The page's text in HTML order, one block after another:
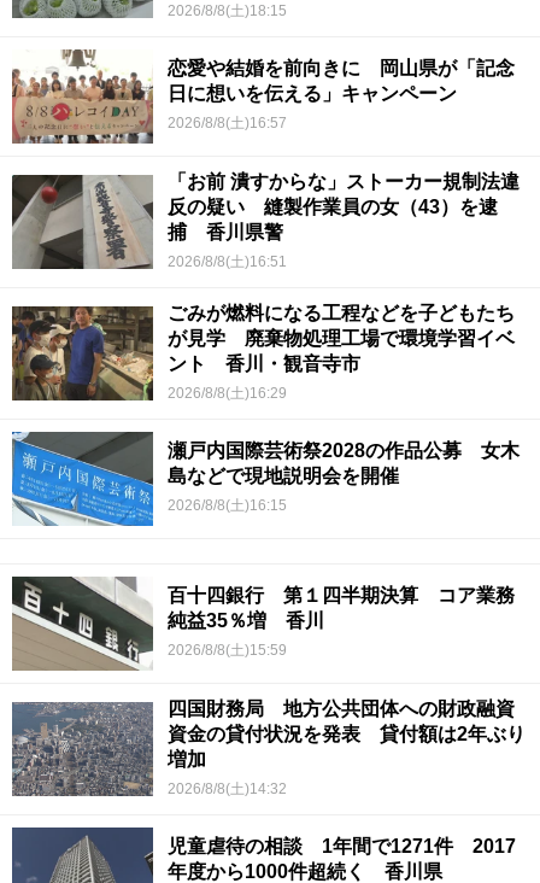
2026/8/8(土)18:15
恋愛や結婚を前向きに 岡山県が「記念
日に想いを伝える」キャンペーン
2026/8/8(土)16:57
「お前 潰すからな」ストーカー規制法違
反の疑い 縫製作業員の女（43）を逮
捕 香川県警
2026/8/8(土)16:51
ごみが燃料になる工程などを子どもたち
が見学 廃棄物処理工場で環境学習イベ
ント 香川・観音寺市
2026/8/8(土)16:29
瀬戸内国際芸術祭2028の作品公募 女木
島などで現地説明会を開催
2026/8/8(土)16:15
百十四銀行 第１四半期決算 コア業務
純益35％増 香川
2026/8/8(土)15:59
四国財務局 地方公共団体への財政融資
資金の貸付状況を発表 貸付額は2年ぶり
増加
2026/8/8(土)14:32
児童虐待の相談 1年間で1271件 2017
年度から1000件超続く 香川県